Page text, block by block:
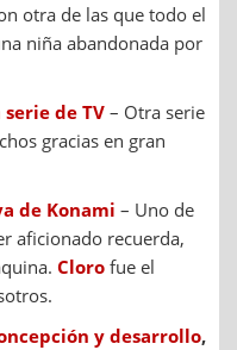
otra de las que todo el
niña abandonada por
serie de TV – Otra serie
gracias en gran
de Konami – Uno de
aficionado recuerda,
Cloro fue el
y desarrollo,